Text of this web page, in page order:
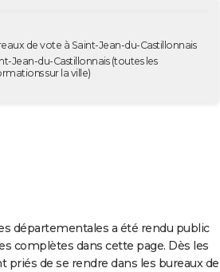
de vote à Saint-Jean-du-Castillonnais
Jean-du-Castillonnais(toutes les
sur la ville)
départementales a été rendu public
complètes dans cette page. Dès les
priés de se rendre dans les bureaux de